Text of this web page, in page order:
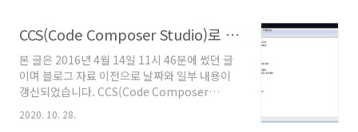
CCS(Code Composer Studio)로 CC3200 개발환경 구성하기
본 글은 2016년 4월 14일 11시 46분에 썼던 글
이며 블로그 자료 이전으로 날짜와 일부 내용이
갱신되었습니다. CCS(Code Composer
Studio) v6로 개발환경을 구성하는 과정이다.
Windows7 64비트 환경에서 수행하였고 앞으
2020. 10. 28.